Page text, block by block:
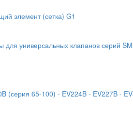
элемент (сетка) G1
универсальных клапанов серий
(серия 65-100) - EV224B - EV227B -